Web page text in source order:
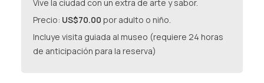
Vive la ciudad con un extra de arte y sabor.
Precio: US$70.00 por adulto o niño.
Incluye visita guiada al museo (requiere 24 horas
de anticipación para la reserva)